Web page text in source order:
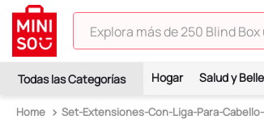
Explora más de 250 Blind Box
Hogar Salud y
Set-Extensiones-Con-Liga-Para-
TÉRMINOS MÁS
2.
spiderman